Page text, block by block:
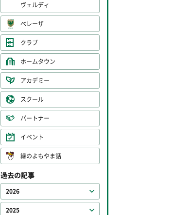
ヴェルディ
ベレーザ
クラブ
ホームタウン
アカデミー
スクール
パートナー
イベント
緑のよもやま話
過去の記事
2026
2025